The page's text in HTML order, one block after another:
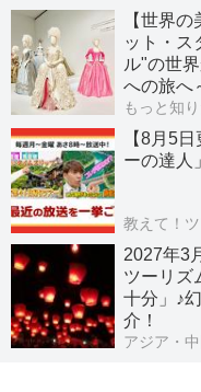
【世界
ット・ス
ル"の世
への旅へ
もっと知
【8月5
ーの達人
教えて！
2027年3
ツーリズ
十分」♪
介！
アジア・